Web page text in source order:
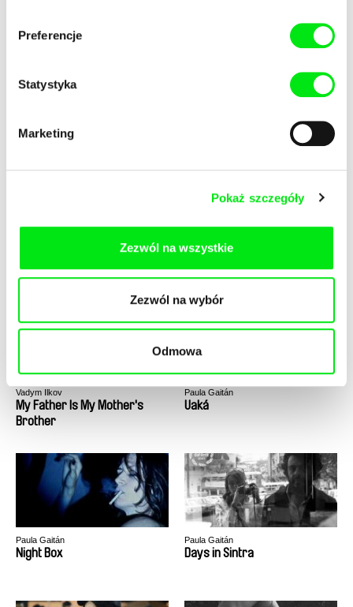
Preferencje
Statystyka
Marketing
Pokaż szczegóły
Zezwól na wszystkie
Zezwól na wybór
Odmowa
Giedrė Žickytė
Master and Tatyana
Vadym Ilkov
My Father Is My Mother's
Brother
Paula Gaitán
Uaká
Paula Gaitán
Night Box
Paula Gaitán
Days in Sintra